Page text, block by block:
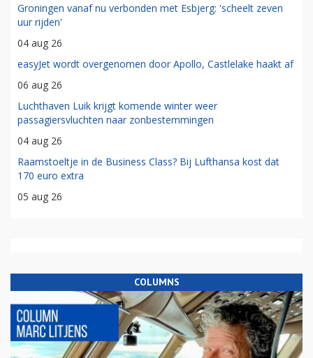
Groningen vanaf nu verbonden met Esbjerg: 'scheelt zeven
uur rijden'
04 aug 26
easyJet wordt overgenomen door Apollo, Castlelake haakt af
06 aug 26
Luchthaven Luik krijgt komende winter weer
passagiersvluchten naar zonbestemmingen
04 aug 26
Raamstoeltje in de Business Class? Bij Lufthansa kost dat
170 euro extra
05 aug 26
COLUMNS